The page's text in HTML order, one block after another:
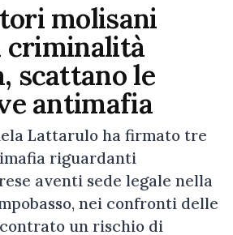
molisani
criminalità
scattano le
antimafia
Lattarulo ha firmato tre
riguardanti
aventi sede legale nella
nei confronti delle
un rischio di